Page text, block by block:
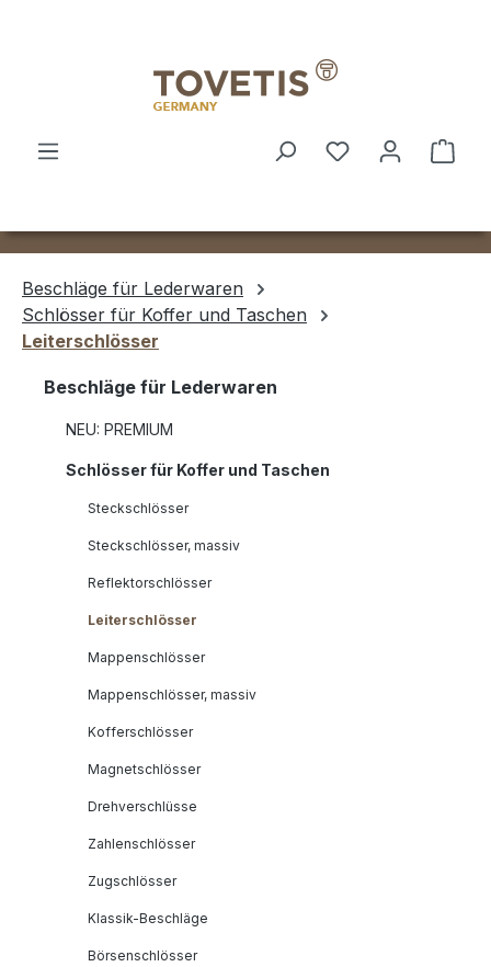
Beschläge für Lederwaren
Schlösser für Koffer und Taschen
Leiterschlösser
Beschläge für Lederwaren
NEU: PREMIUM
Schlösser für Koffer und Taschen
Steckschlösser
Steckschlösser, massiv
Reflektorschlösser
Leiterschlösser
Mappenschlösser
Mappenschlösser, massiv
Kofferschlösser
Magnetschlösser
Drehverschlüsse
Zahlenschlösser
Zugschlösser
Klassik-Beschläge
Börsenschlösser